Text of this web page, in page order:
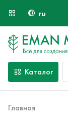
ru
Каталог
Главная